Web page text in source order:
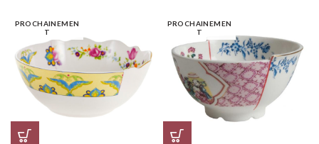
PROCHAINEMEN
T
PROCHAINEMEN
T